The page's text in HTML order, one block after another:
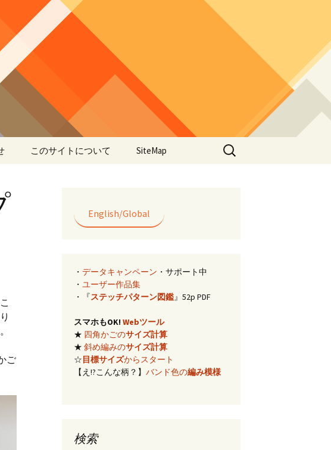
四角かごのサイズ計算
目標サイズからの概算
バンド色の編み模様
クロスベースのステッ
チ・2色の組合せ模様
このサイトについて
折りカラー編み
(OriColorWeave)につい
SiteMap
検
索:
ご
English/Global
・ データキャンペーン ・サポート中
・ ユーザー作品集
・『ステッチパターン図鑑』52p PDF
スマホもOK! Webツール
★ 四角かごのサイズ計算
★ 斜め編みのサイズ計算
☆目標サイズからスタート
【え!?こんな柄？】 バンド色の編み模様
検索